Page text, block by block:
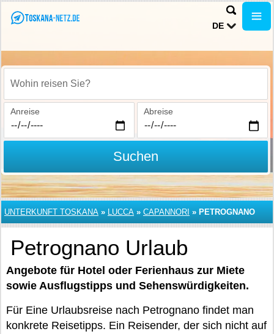
DE
Wohin reisen Sie?
Anreise Abreise
Suchen
UNTERKUNFT TOSKANA » LUCCA » CAPANNORI » PETROGNANO
Petrognano Urlaub
Angebote für Hotel oder Ferienhaus zur Miete
sowie Ausflugstipps und Sehenswürdigkeiten.
Für Eine Urlaubsreise nach Petrognano findet man
konkrete Reisetipps. Ein Reisender, der sich nicht auf